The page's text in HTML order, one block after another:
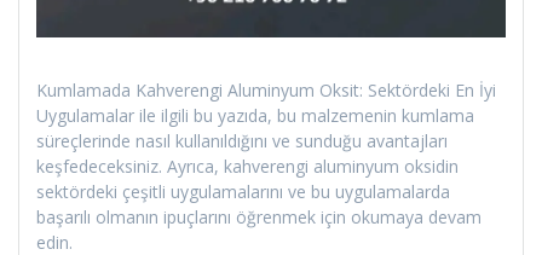
Kumlamada Kahverengi Aluminyum Oksit: Sektördeki En İyi
Uygulamalar ile ilgili bu yazıda, bu malzemenin kumlama
süreçlerinde nasıl kullanıldığını ve sunduğu avantajları
keşfedeceksiniz. Ayrıca, kahverengi aluminyum oksidin
sektördeki çeşitli uygulamalarını ve bu uygulamalarda
başarılı olmanın ipuçlarını öğrenmek için okumaya devam
edin.